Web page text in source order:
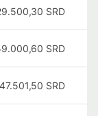
SRD
SRD
SRD